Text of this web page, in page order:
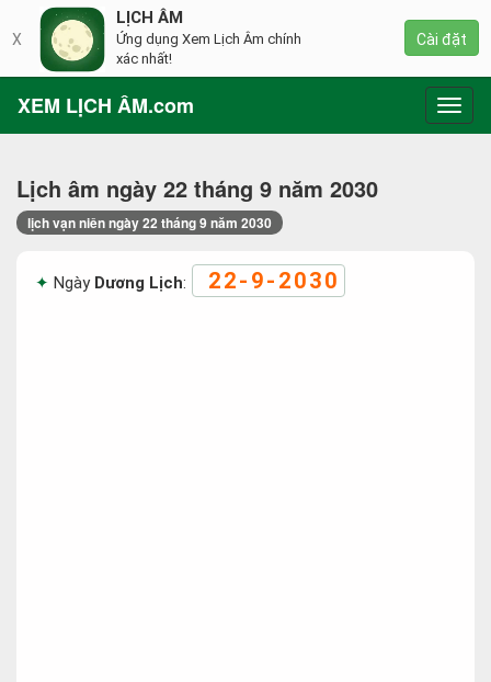
XEM LỊCH ÂM.com
Lịch âm ngày 22 tháng 9 năm 2030
lịch vạn niên ngày 22 tháng 9 năm 2030
Ngày Dương Lịch: 22-9-2030
X
LỊCH ÂM
Ứng dụng Xem Lịch Âm chính
xác nhất!
Cài đặt